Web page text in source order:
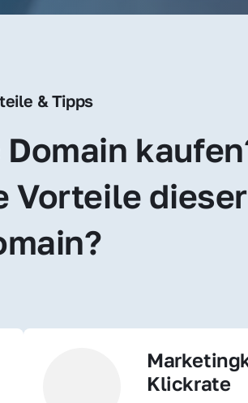
& Tipps
Vorteile dieser
Klickrate